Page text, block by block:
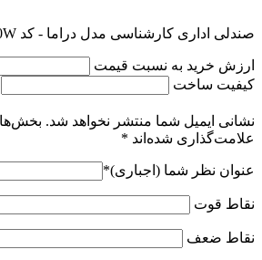
صندلی اداری کارشناسی مدل دراما - کد M2080W
ارزش خرید به نسبت قیمت
کیفیت ساخت
نشانی ایمیل شما منتشر نخواهد شد.
علامت‌گذاری شده‌اند *
عنوان نظر شما (اجباری)*
نقاط قوت
نقاط ضعف